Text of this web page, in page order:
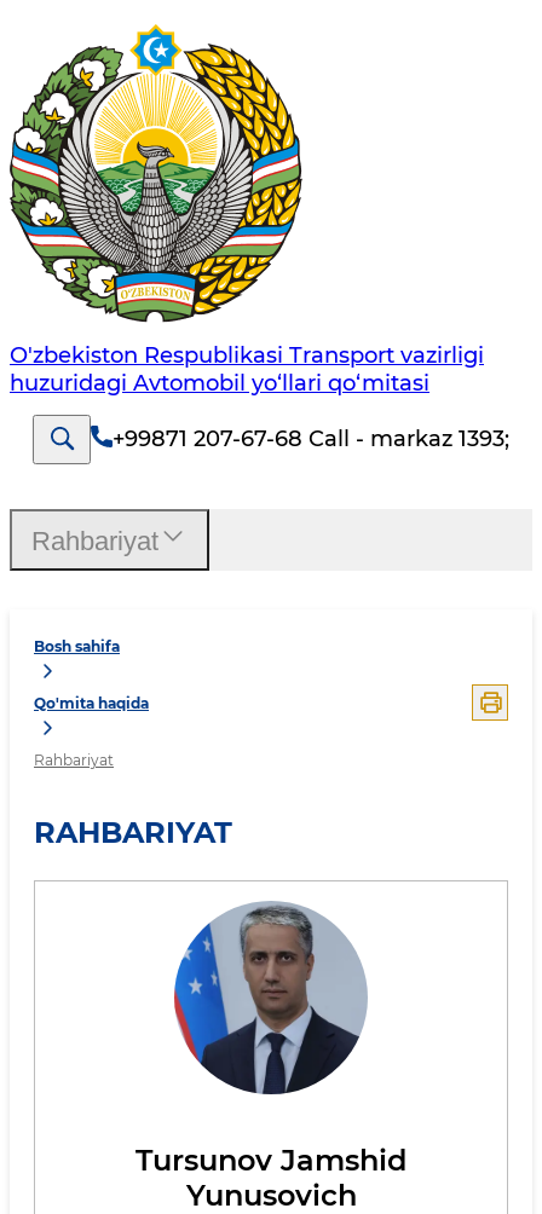
O'zbekiston Respublikasi Transport vazirligi
huzuridagi Avtomobil yo‘llari qo‘mitasi
+99871 207-67-68 Call - markaz 1393;
Bosh sahifa
Qo'mita haqida
Rahbariyat
RAHBARIYAT
Tursunov Jamshid
Yunusovich
Rahbariyat